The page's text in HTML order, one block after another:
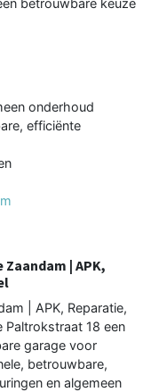
onderhoud
efficiënte
| APK,
| APK, Reparatie,
18 een
garage voor
betrouwbare,
en algemeen